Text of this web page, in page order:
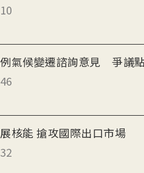
氣候變遷諮詢意見 爭議
英國捷克合作發展核能 搶攻國際出口市場